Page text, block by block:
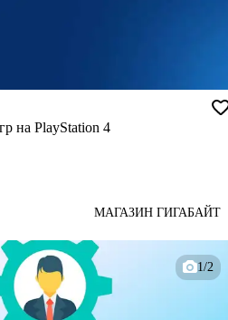
на PlayStation 4
МАГАЗИН ГИГАБАЙТ
1/2